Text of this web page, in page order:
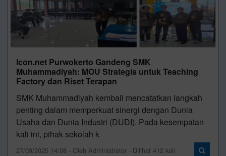
Icon.net Purwokerto Gandeng SMK
Muhammadiyah: MOU Strategis untuk Teaching
Factory dan Riset Terapan
SMK Muhammadiyah kembali mencatatkan langkah
penting dalam memperkuat sinergi dengan Dunia
Usaha dan Dunia Industri (DUDI). Pada kesempatan
kali ini, pihak sekolah k
27/09/2025 14:08 - Oleh Administrator - Dilihat 412 kali